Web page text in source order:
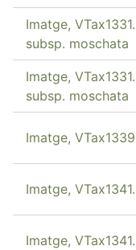
Imatge,
subsp. moschata
Imatge,
subsp. moschata
Imatge,
Imatge,
Imatge,